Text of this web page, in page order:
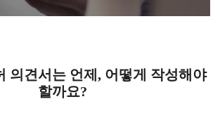
의견서는 언제, 어떻게 작성해야
할까요?